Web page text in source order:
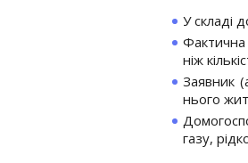
У складі
ніж
Заявник
нього
газу,